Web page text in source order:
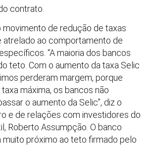
contrato.
movimento de redução de taxas
atrelado ao comportamento de
“A maioria dos bancos
teto. Com o aumento da taxa Selic
perderam margem, porque
máxima, os bancos não
o aumento da Selic”, diz o
e de relações com investidores do
Roberto Assumpção. O banco
muito próximo ao teto firmado pelo